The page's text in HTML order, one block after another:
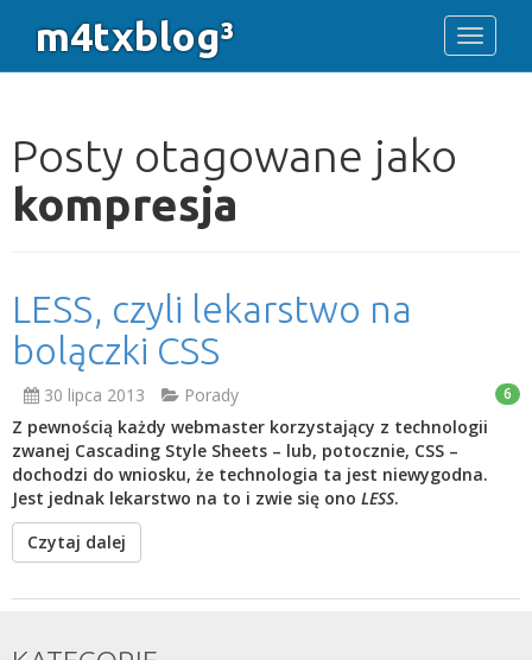
m4txblog³ Toggle
Posty otagowane jako
kompresja
LESS, czyli lekarstwo na
bolączki CSS
30 lipca 2013 Porady 6
Z pewnością każdy webmaster korzystający z technologii
zwanej Cascading Style Sheets – lub, potocznie, CSS –
dochodzi do wniosku, że technologia ta jest niewygodna.
Jest jednak lekarstwo na to i zwie się ono LESS.
Czytaj dalej